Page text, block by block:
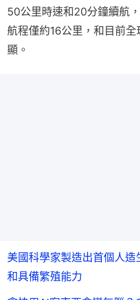
50公里時速和20分鐘續航
航程僅約16公里，和目前
顯。
美國科學家製造出首個人
和具備繁殖能力